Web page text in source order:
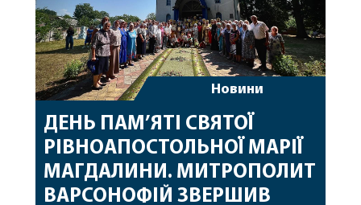
Новини
ДЕНЬ ПАМ’ЯТІ СВЯТОЇ
РІВНОАПОСТОЛЬНОЇ МАРІЇ
МАГДАЛИНИ. МИТРОПОЛИТ
ВАРСОНОФІЙ ЗВЕРШИВ